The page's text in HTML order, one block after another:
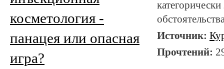
Источник:
Прочтений:
косметология -
панацея или опасная
игра?